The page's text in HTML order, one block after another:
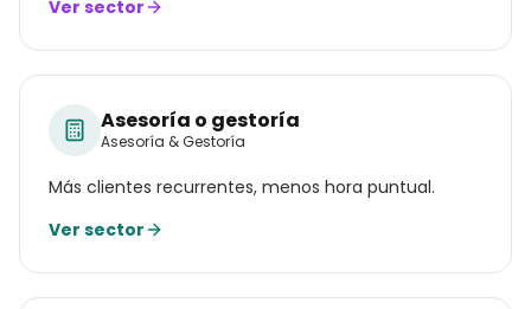
Ver sector
Asesoría o gestoría
Asesoría & Gestoría
Más clientes recurrentes, menos hora puntual.
Ver sector